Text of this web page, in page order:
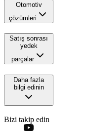
Otomotiv
çözümleri
Satış sonrası
yedek
parçalar
Daha fazla
bilgi edinin
Bizi takip edin